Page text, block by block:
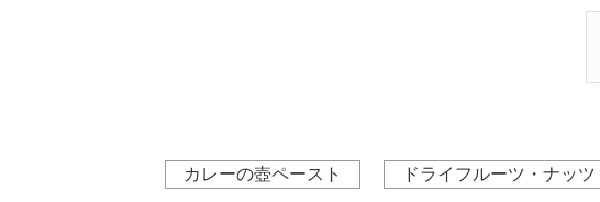
カレーの壺ペースト ドライフルーツ・ナッツ